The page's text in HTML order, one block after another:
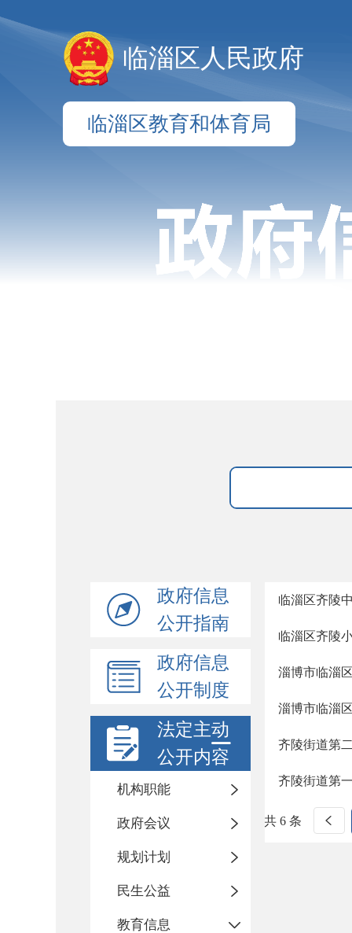
临淄区人民政府
临淄区教育和体育局
政府信息
公开指南
政府信息
公开制度
法定主动
公开内容
机构职能
政府会议
规划计划
民生公益
教育信息
临淄区齐陵
临淄区齐陵
淄博市临淄
淄博市临淄
齐陵街道第
齐陵街道第
共 6 条